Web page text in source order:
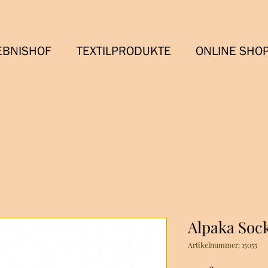
TEXTILPRODUKTE ONLINE
Alpaka
Artikelnummer: 15055